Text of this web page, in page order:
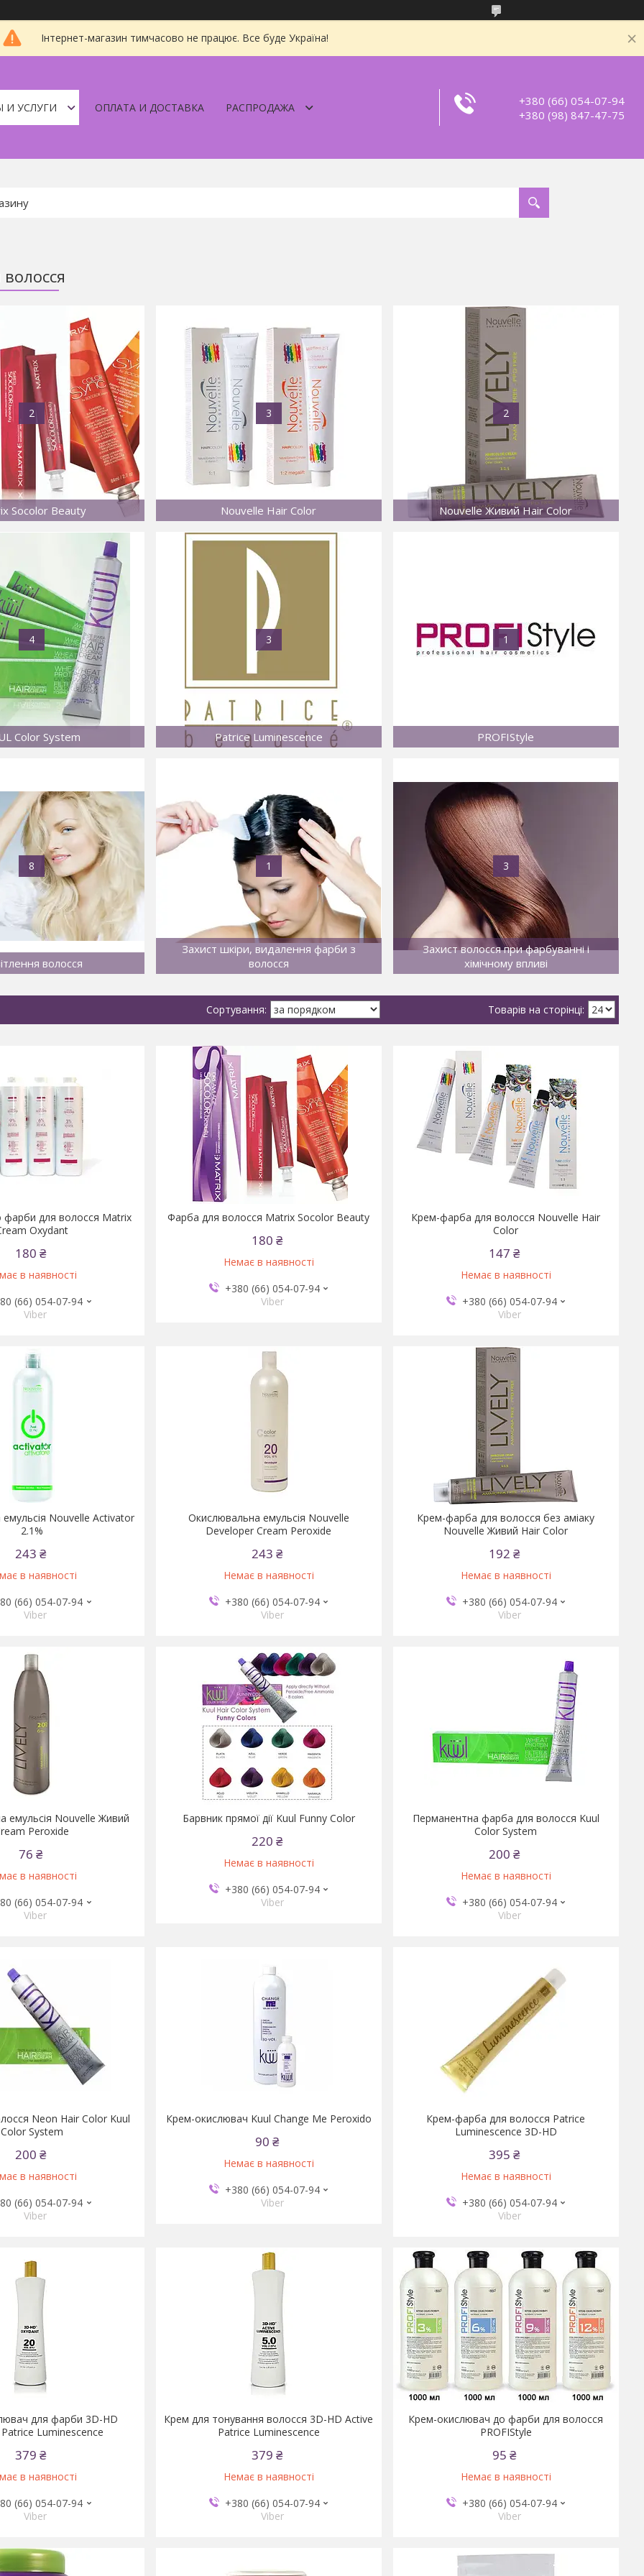
Інтернет-магазин тимчасово не працює. Все буде Україна!
И УСЛУГИ ОПЛАТА И ДОСТАВКА РАСПРОДАЖА
+380 (66) 054-07-94
+380 (98) 847-47-75
2
Socolor Beauty
3
Nouvelle Hair Color
2
Nouvelle Живий Hair Color
4
Color System
3
Patrice Luminescence
1
PROFIStyle
8
волосся
1
Захист шкіри, видалення фарби з
волосся
3
Захист волосся при фарбуванні і
хімічному впливі
для волосся Matrix
Oxydant
180 ₴
в наявності
(66) 054-07-94
Viber
Фарба для волосся Matrix Socolor Beauty
180 ₴
Немає в наявності
+380 (66) 054-07-94
Viber
Крем-фарба для волосся Nouvelle Hair
Color
147 ₴
Немає в наявності
+380 (66) 054-07-94
Viber
Nouvelle Activator
2.1%
243 ₴
в наявності
(66) 054-07-94
Viber
Окислювальна емульсія Nouvelle
Developer Cream Peroxide
243 ₴
Немає в наявності
+380 (66) 054-07-94
Viber
Крем-фарба для волосся без аміаку
Nouvelle Живий Hair Color
192 ₴
Немає в наявності
+380 (66) 054-07-94
Viber
емульсія Nouvelle Живий
Peroxide
76 ₴
в наявності
(66) 054-07-94
Viber
Барвник прямої дії Kuul Funny Color
220 ₴
Немає в наявності
+380 (66) 054-07-94
Viber
Перманентна фарба для волосся Kuul
Color System
200 ₴
Немає в наявності
+380 (66) 054-07-94
Viber
Neon Hair Color Kuul
Color System
200 ₴
в наявності
(66) 054-07-94
Viber
Крем-окислювач Kuul Change Me Peroxido
90 ₴
Немає в наявності
+380 (66) 054-07-94
Viber
Крем-фарба для волосся Patrice
Luminescence 3D-HD
395 ₴
Немає в наявності
+380 (66) 054-07-94
Viber
для фарби 3D-HD
Luminescence
379 ₴
в наявності
(66) 054-07-94
Viber
Крем для тонування волосся 3D-HD Active
Patrice Luminescence
379 ₴
Немає в наявності
+380 (66) 054-07-94
Viber
Крем-окислювач до фарби для волосся
PROFIStyle
95 ₴
Немає в наявності
+380 (66) 054-07-94
Viber